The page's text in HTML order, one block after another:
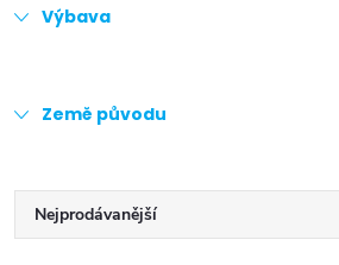
Výbava
Země původu
ŘNejprodávanější